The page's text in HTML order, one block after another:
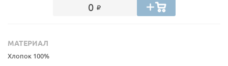
0
МАТЕРИАЛ
Хлопок 100%